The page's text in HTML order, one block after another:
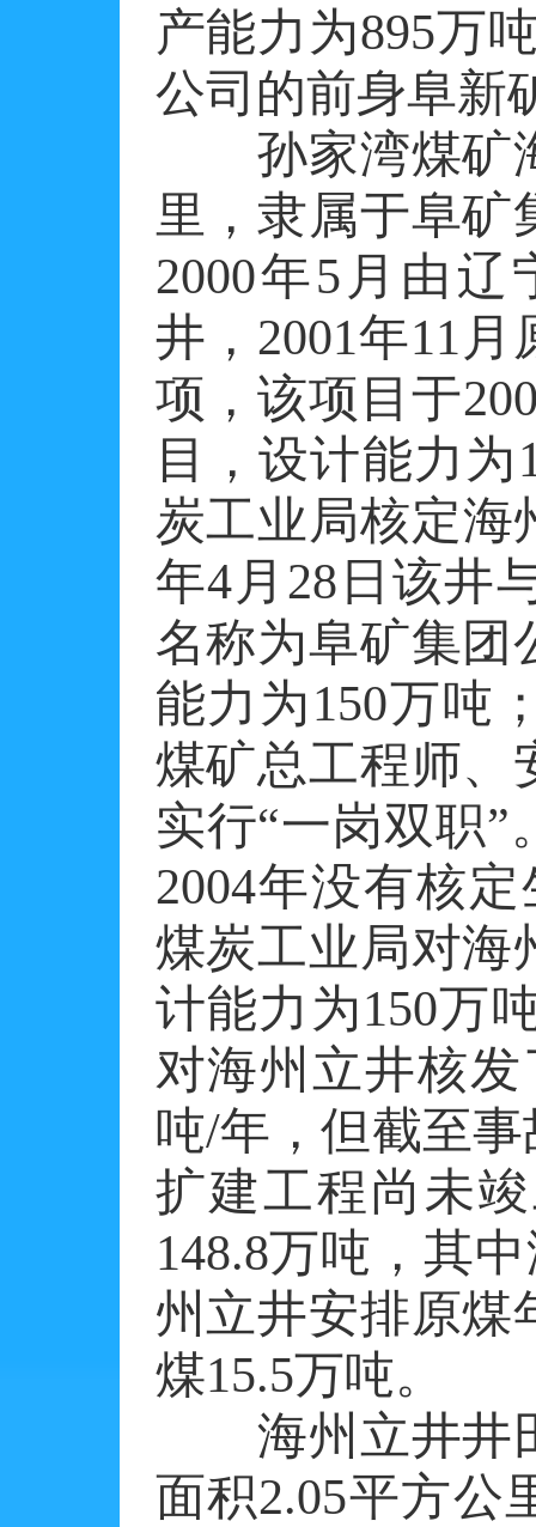
产能力为895万
公司的前身阜新
孙家湾煤矿海
里，隶属于阜矿
2000年5月由
井，2001年11
项，该项目于
目，设计能力为
炭工业局核定海
年4月28日该井
名称为阜矿集团
能力为150万吨
煤矿总工程师、
实行“一岗双职
2004年没有核
煤炭工业局对海
计能力为150万
对海州立井核
吨/年，但截至
扩建工程尚未
148.8万吨，其
州立井安排原煤
煤15.5万吨。
海州立井井田
面积2.05平方公